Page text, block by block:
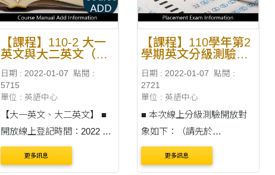
【課程】110-2 大一
英文與大二英文（人
（網路加選與人工加
選）
日期 : 2022-01-07
點閱 :
5715
單位 : 英語中心
【大一英文、大二英文】 ■
開放線上登記時間：2022 年
2 月 21（週一）至 25 日（週
五）17:00 止 ■ 線上登記人
更多訊息
【課程】110學年第2
學期英文分級測驗資
日期 : 2022-01-07
點閱 :
2721
單位 : 英語中心
■ 本次線上分級測驗開放對
象如下：（請先於
https://form2.thu.edu.tw/5504
90 報名始可參加考試） 1.
更多訊息